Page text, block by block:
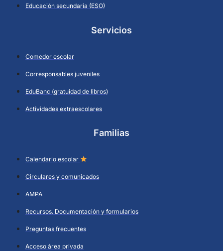
Educación secundaria (ESO)
Servicios
Comedor escolar
Corresponsables juveniles
EduBanc (gratuidad de libros)
Actividades extraescolares
Familias
Calendario escolar
Circulares y comunicados
AMPA
Recursos. Documentación y formularios
Preguntas frecuentes
Acceso área privada